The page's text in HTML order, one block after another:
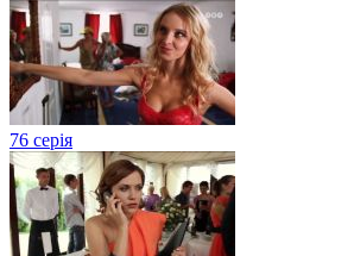
76 серія